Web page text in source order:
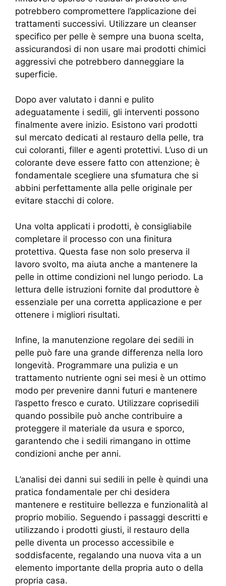
potrebbero compromettere l’applicazione dei
trattamenti successivi. Utilizzare un cleanser
specifico per pelle è sempre una buona scelta,
assicurandosi di non usare mai prodotti chimici
aggressivi che potrebbero danneggiare la
superficie.
Dopo aver valutato i danni e pulito
adeguatamente i sedili, gli interventi possono
finalmente avere inizio. Esistono vari prodotti
sul mercato dedicati al restauro della pelle, tra
cui coloranti, filler e agenti protettivi. L’uso di un
colorante deve essere fatto con attenzione; è
fondamentale scegliere una sfumatura che si
abbini perfettamente alla pelle originale per
evitare stacchi di colore.
Una volta applicati i prodotti, è consigliabile
completare il processo con una finitura
protettiva. Questa fase non solo preserva il
lavoro svolto, ma aiuta anche a mantenere la
pelle in ottime condizioni nel lungo periodo. La
lettura delle istruzioni fornite dal produttore è
essenziale per una corretta applicazione e per
ottenere i migliori risultati.
Infine, la manutenzione regolare dei sedili in
pelle può fare una grande differenza nella loro
longevità. Programmare una pulizia e un
trattamento nutriente ogni sei mesi è un ottimo
modo per prevenire danni futuri e mantenere
l’aspetto fresco e curato. Utilizzare coprisedili
quando possibile può anche contribuire a
proteggere il materiale da usura e sporco,
garantendo che i sedili rimangano in ottime
condizioni anche per anni.
L’analisi dei danni sui sedili in pelle è quindi una
pratica fondamentale per chi desidera
mantenere e restituire bellezza e funzionalità al
proprio mobilio. Seguendo i passaggi descritti e
utilizzando i prodotti giusti, il restauro della
pelle diventa un processo accessibile e
soddisfacente, regalando una nuova vita a un
elemento importante della propria auto o della
propria casa.